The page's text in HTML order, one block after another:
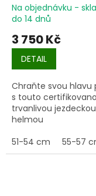
Na objednávku -
do 14 dnů
3 750 Kč
DETAIL
Chraňte svou hlavu
s touto
trvanlivou jezdeckou
helmou
51-54 cm
55-57